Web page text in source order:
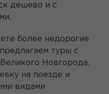
дешево и с
более недорогие
туры с
Новгорода.
на поезде и
видами